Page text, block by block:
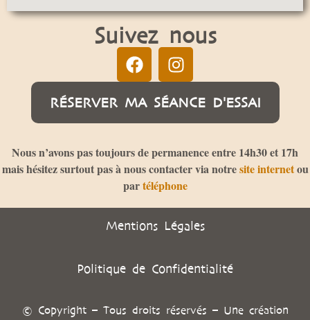
Suivez nous
RÉSERVER MA SÉANCE D'ESSAI
Nous n’avons pas toujours de permanence entre 14h30 et 17h
mais hésitez surtout pas à nous contacter via notresite internetou
partéléphone
Mentions Légales
Politique de Confidentialité
© Copyright – Tous droits réservés – Une création